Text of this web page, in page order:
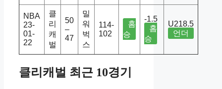
NBA
23-
01-
22
클
리
캐
벌
50
–
47
밀
워
벅
스
114-
102
홈
승
-1.5
홈
승
U218.5
언더
클리캐벌 최근 10경기